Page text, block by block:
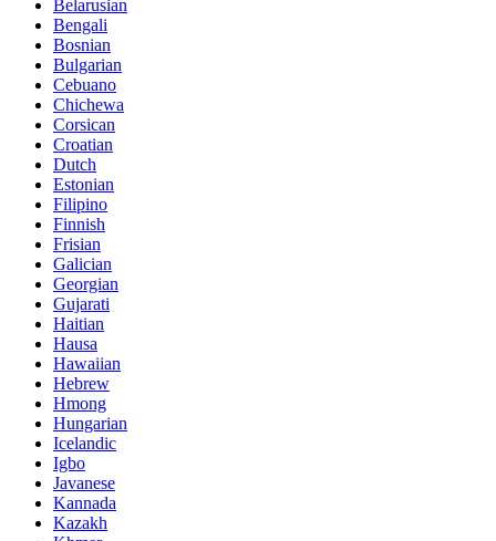
Belarusian
Bengali
Bosnian
Bulgarian
Cebuano
Chichewa
Corsican
Croatian
Dutch
Estonian
Filipino
Finnish
Frisian
Galician
Georgian
Gujarati
Haitian
Hausa
Hawaiian
Hebrew
Hmong
Hungarian
Icelandic
Igbo
Javanese
Kannada
Kazakh